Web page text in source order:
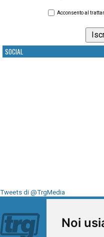
Noi
Acconsento al
SOCIAL
Tweets di @TrgMedia